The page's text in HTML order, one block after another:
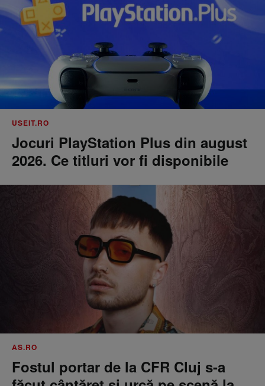
USEIT.RO
Jocuri PlayStation Plus din august
2026. Ce titluri vor fi disponibile
AS.RO
Fostul portar de la CFR Cluj s-a